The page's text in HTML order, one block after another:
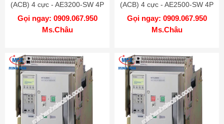
(ACB) 4 cực - AE3200-SW 4P
3200A 100kA FIX
Gọi ngay: 0909.067.950
Ms.Châu
(ACB) 4 cực - AE2500-SW 4P
2500A 100kA FIX
Gọi ngay: 0909.067.950
Ms.Châu